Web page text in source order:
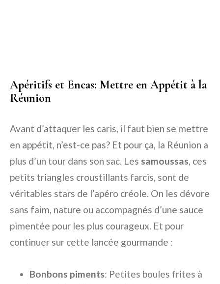
Apéritifs et Encas: Mettre en Appétit à la
Réunion
Avant d’attaquer les caris, il faut bien se mettre
en appétit, n’est-ce pas? Et pour ça, la Réunion a
plus d’un tour dans son sac. Les samoussas, ces
petits triangles croustillants farcis, sont de
véritables stars de l’apéro créole. On les dévore
sans faim, nature ou accompagnés d’une sauce
pimentée pour les plus courageux. Et pour
continuer sur cette lancée gourmande :
Bonbons piments: Petites boules frites à